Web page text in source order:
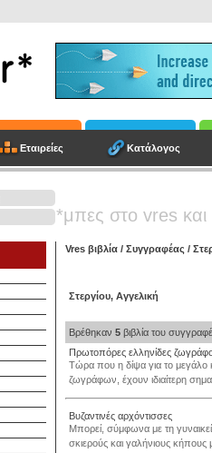
Εταιρείες Κατάλογος
*μπες στο vres
Vres βιβλία / Συγγραφέας /
Στεργίου, Αγγελική
Βρέθηκαν 5 βιβλία του
Πρωτοπόρες ελληνίδες
Τώρα που η δίψα για το μεγάλο
ζωγράφων, έχουν ιδιαίτερη
Βυζαντινές αρχόντισσες
Μπορεί, σύμφωνα με τη
σκιερούς και γαλήνιους κήπους